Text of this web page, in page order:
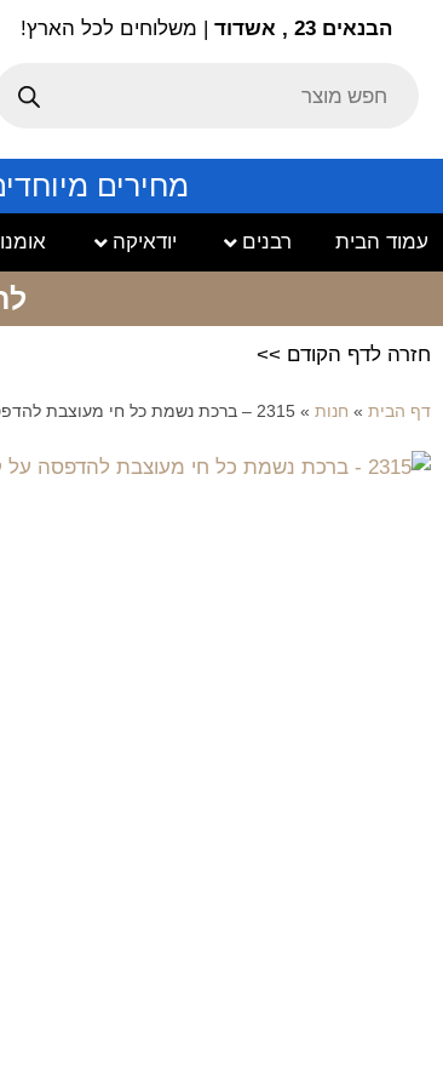
הבנאים 23 , אשדוד | משלוחים לכל הארץ!
מחירים
עמוד הבית רבנים יודאיקה
חזרה לדף הקודם >>
דף הבית » חנות » 2315 – ברכת נשמת כל חי מעוצבת להדפסה על קנבס או זכוכית מחוסמת